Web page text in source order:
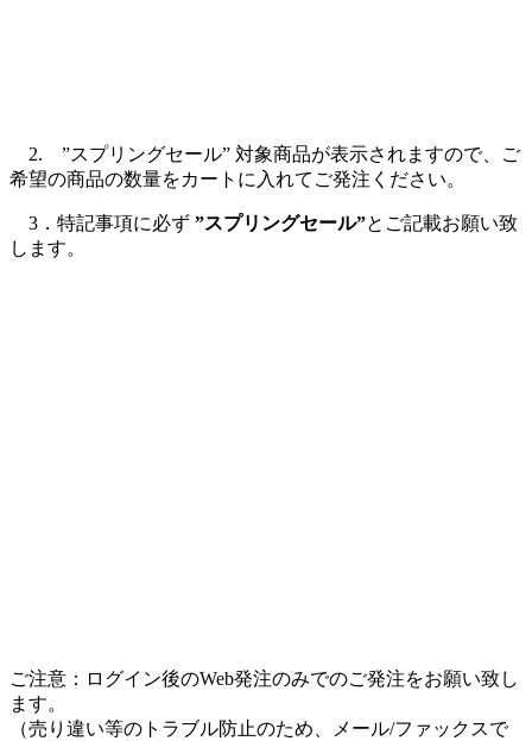
2. ”スプリングセール” 対象商品が表示されますので、ご
希望の商品の数量をカートに入れてご発注ください。
3．特記事項に必ず ”スプリングセール”とご記載お願い致
します。
ご注意：ログイン後のWeb発注のみでのご発注をお願い致し
ます。
（売り違い等のトラブル防止のため、メール/ファックスで